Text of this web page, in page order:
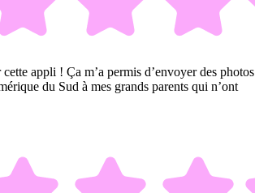
appli ! Ça m’a permis d’envoyer des photos
du Sud à mes grands parents qui n’ont